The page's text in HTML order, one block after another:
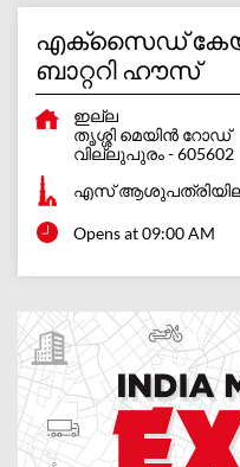
എക്സൈഡ്
ബാറ്ററി ഹൗസ്
ഇല്ല
തൃശ്ശി മെയിൻ റോഡ്
വില്ലുപുരം-605602
എസ്
Opens at 09:00 AM